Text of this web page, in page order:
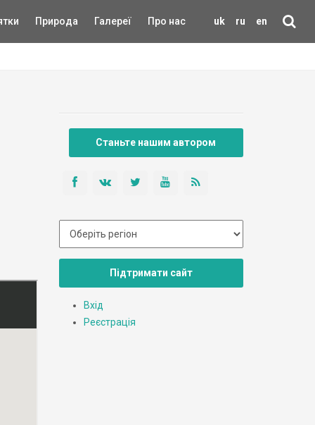
uk ru en
Природа Галереї Про нас
Станьте нашим автором
Підтримати сайт
Вхід
Реєстрація